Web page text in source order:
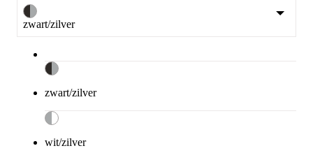
zwart/zilver
zwart/zilver
wit/zilver